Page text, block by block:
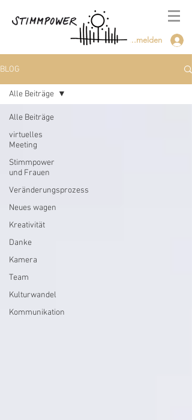
Anmelden
BLOG
Alle Beiträge
virtuelles
Meeting
Stimmpower
und Frauen
Veränderungsprozess
Neues wagen
Kreativität
Danke
Kamera
Team
Kulturwandel
Kommunikation
Alle Beiträge